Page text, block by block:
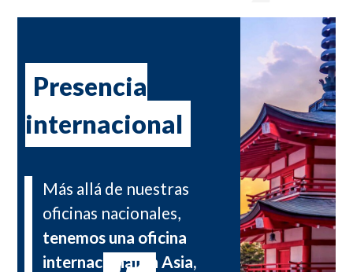
Presencia
internacional
Más allá de nuestras
oficinas nacionales,
tenemos una oficina
internacional en Asia,